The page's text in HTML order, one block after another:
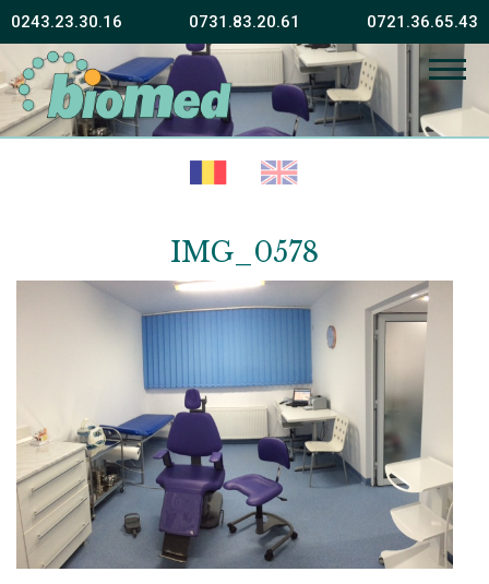
0243.23.30.16 0731.83.20.61 0721.36.65.43
Fără sănătate fericirea este imposibilă
IMG_0578